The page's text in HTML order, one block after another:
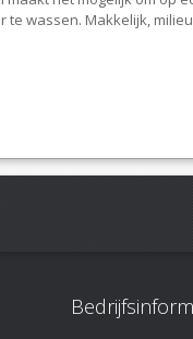
te wassen. Makkelijk,